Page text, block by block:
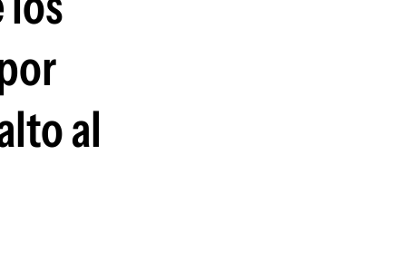
en:
al